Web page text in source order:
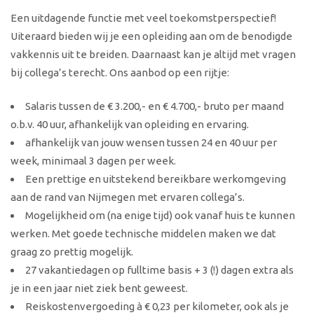
Een uitdagende functie met veel toekomstperspectief!
Uiteraard bieden wij je een opleiding aan om de benodigde
vakkennis uit te breiden. Daarnaast kan je altijd met vragen
bij collega’s terecht. Ons aanbod op een rijtje:
Salaris tussen de € 3.200,- en € 4.700,- bruto per maand
o.b.v. 40 uur, afhankelijk van opleiding en ervaring.
afhankelijk van jouw wensen tussen 24 en 40 uur per
week, minimaal 3 dagen per week.
Een prettige en uitstekend bereikbare werkomgeving
aan de rand van Nijmegen met ervaren collega’s.
Mogelijkheid om (na enige tijd) ook vanaf huis te kunnen
werken. Met goede technische middelen maken we dat
graag zo prettig mogelijk.
27 vakantiedagen op fulltime basis + 3 (!) dagen extra als
je in een jaar niet ziek bent geweest.
Reiskostenvergoeding à € 0,23 per kilometer, ook als je